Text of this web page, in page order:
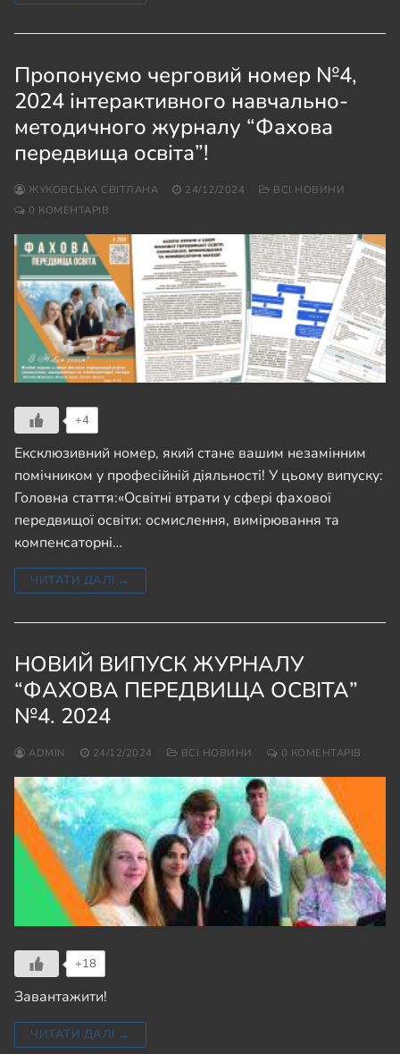
Пропонуємо черговий номер №4,
2024 інтерактивного навчально-
методичного журналу “Фахова
передвища освіта”!
ЖУКОВСЬКА СВІТЛАНА 24/12/2024
ВСІ НОВИНИ
0 КОМЕНТАРІВ
+4
Ексклюзивний номер, який стане вашим незамінним
помічником у професійній діяльності! У цьому випуску:
Головна стаття:«Освітні втрати у сфері фахової
передвищої освіти: осмислення, вимірювання та
компенсаторні…
ЧИТАТИ ДАЛІ →
НОВИЙ ВИПУСК ЖУРНАЛУ
“ФАХОВА ПЕРЕДВИЩА ОСВІТА”
№4. 2024
ADMIN 24/12/2024 ВСІ НОВИНИ 0 КОМЕНТАРІВ
+18
Завантажити!
ЧИТАТИ ДАЛІ →